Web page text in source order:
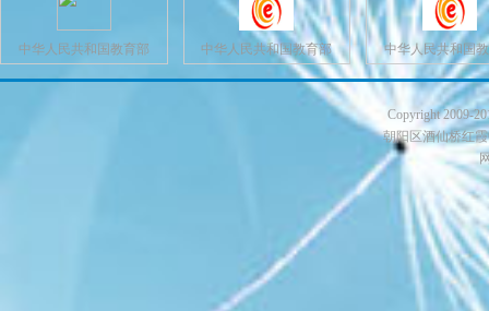
中华人民共和国教育部 中华人民共和国教育部 中华人民共和国
Copyright 2009-
朝阳区酒仙桥红霞